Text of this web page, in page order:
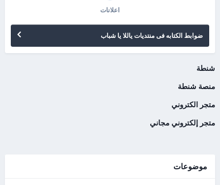
اعلانات
ضوابط الكتابه فى منتديات ياللا يا شباب
شنطة
منصة شنطة
متجر الكتروني
متجر إلكتروني مجاني
موضوعات